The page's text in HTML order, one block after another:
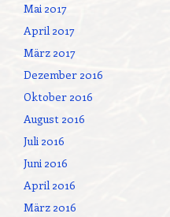
Mai 2017
April 2017
März 2017
Dezember 2016
Oktober 2016
August 2016
Juli 2016
Juni 2016
April 2016
März 2016